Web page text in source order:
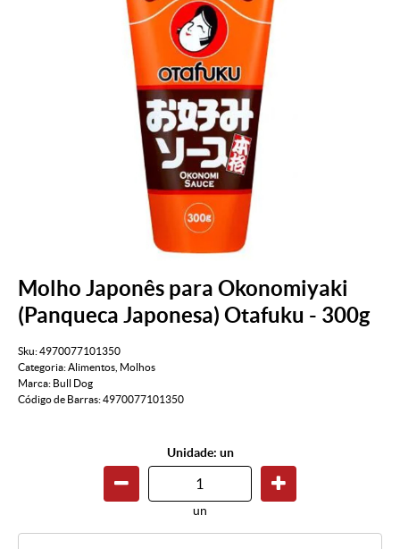
Molho Japonês para Okonomiyaki
(Panqueca Japonesa) Otafuku - 300g
Sku:4970077101350
Categoria:Alimentos Molhos
Marca: Bull Dog
Código de Barras:4970077101350
Unidade: un
un